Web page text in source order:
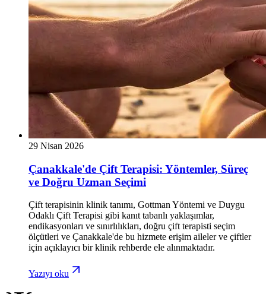
29 Nisan 2026
Çanakkale'de Çift Terapisi: Yöntemler, Süreç
ve Doğru Uzman Seçimi
Çift terapisinin klinik tanımı, Gottman Yöntemi ve Duygu
Odaklı Çift Terapisi gibi kanıt tabanlı yaklaşımlar,
endikasyonları ve sınırlılıkları, doğru çift terapisti seçim
ölçütleri ve Çanakkale'de bu hizmete erişim aileler ve çiftler
için açıklayıcı bir klinik rehberde ele alınmaktadır.
Yazıyı oku